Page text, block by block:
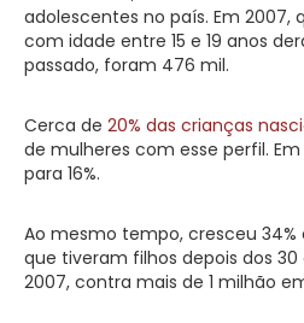
adolescentes no país. Em 2007,
com idade entre 15 e 19 anos
passado, foram 476 mil.
Cerca de 20% das crianças
de mulheres com esse perfil.
para 16%.
Ao mesmo tempo, cresceu
que tiveram filhos depois dos 30
2007, contra mais de 1 milhão